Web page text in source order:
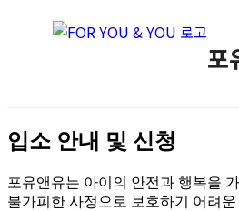
가
기
포
입소 안내 및 신청
포유앤유는 아이의 안전과 행복을
불가피한 사정으로 보호하기 어려운